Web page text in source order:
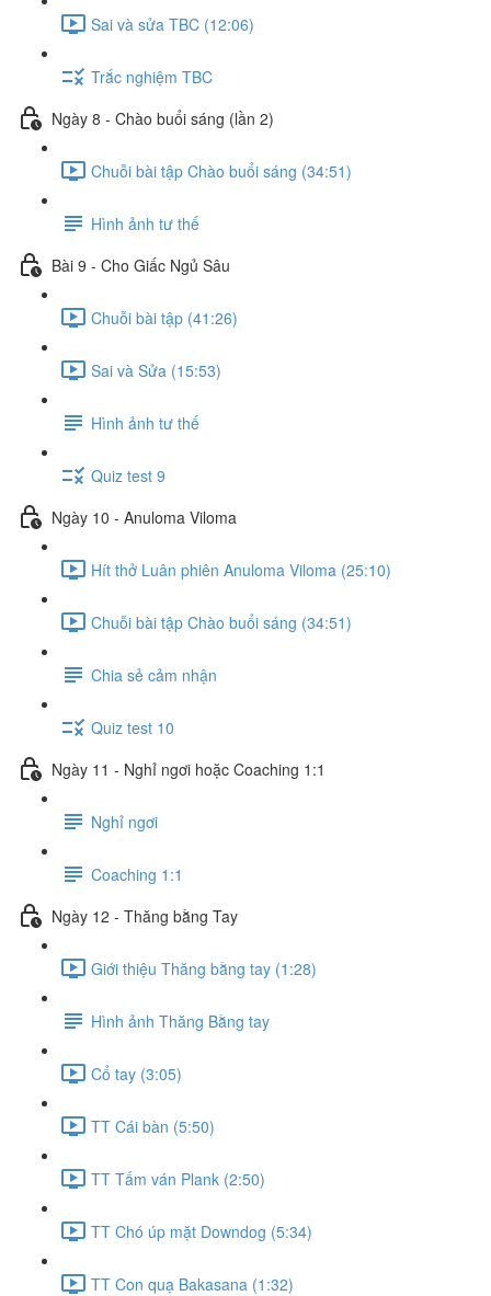
Sai và sửa TBC (12:06)
Trắc nghiệm TBC
Ngày 8 - Chào buổi sáng (lần 2)
Chuỗi bài tập Chào buổi sáng (34:51)
Hình ảnh tư thế
Bài 9 - Cho Giấc Ngủ Sâu
Chuỗi bài tập (41:26)
Sai và Sửa (15:53)
Hình ảnh tư thế
Quiz test 9
Ngày 10 - Anuloma Viloma
Hít thở Luân phiên Anuloma Viloma (25:10)
Chuỗi bài tập Chào buổi sáng (34:51)
Chia sẻ cảm nhận
Quiz test 10
Ngày 11 - Nghỉ ngơi hoặc Coaching 1:1
Nghỉ ngơi
Coaching 1:1
Ngày 12 - Thăng bằng Tay
Giới thiệu Thăng bằng tay (1:28)
Hình ảnh Thăng Bằng tay
Cổ tay (3:05)
TT Cái bàn (5:50)
TT Tấm ván Plank (2:50)
TT Chó úp mặt Downdog (5:34)
TT Con quạ Bakasana (1:32)